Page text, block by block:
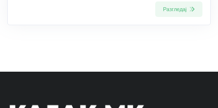
Разгледај